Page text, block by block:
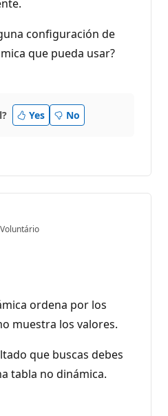
configuración de
que pueda usar?
Yes No
ordena por los
muestra los valores.
que buscas debes
tabla no dinámica.